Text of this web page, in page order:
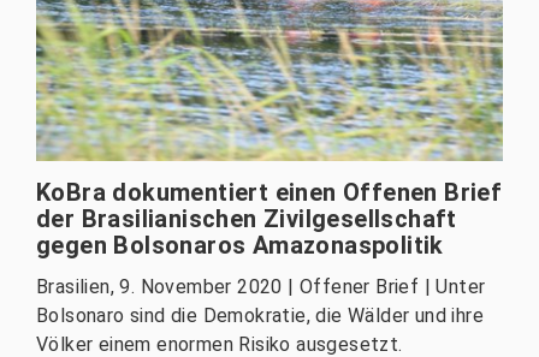
KoBra dokumentiert einen Offenen Brief
der Brasilianischen Zivilgesellschaft
gegen Bolsonaros Amazonaspolitik
Brasilien, 9. November 2020 | Offener Brief | Unter
Bolsonaro sind die Demokratie, die Wälder und ihre
Völker einem enormen Risiko ausgesetzt.